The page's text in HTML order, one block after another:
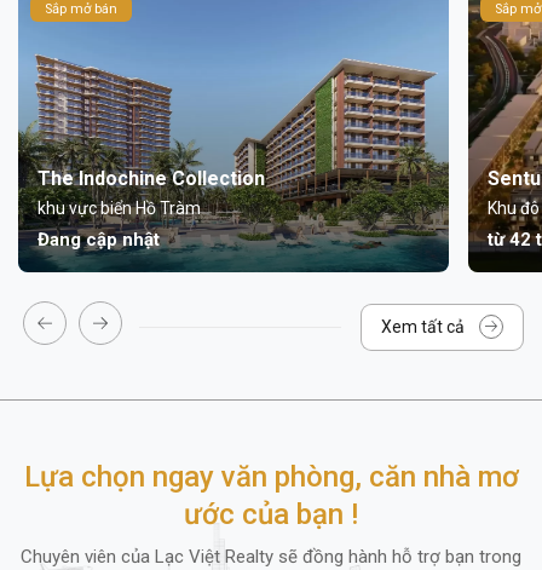
Sắp mở bán
The Indochine Collection
khu vực biển Hồ Tràm
Đang cập nhật
Sắp
Khu
từ 42
Xem tất cả
Lựa chọn ngay văn phòng, căn nhà mơ
ước của bạn !
Chuyên viên của Lạc Việt Realty sẽ đồng hành hỗ trợ bạn trong